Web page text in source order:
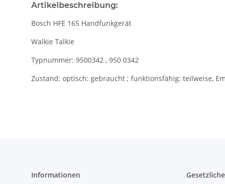
Artikelbeschreibung:
Bosch HFE 165 Handfunkgerät
Walkie Talkie
Typnummer: 9500342 , 950 0342
Zustand: optisch: gebraucht ; funktionsfähig: teilweise,
Informationen